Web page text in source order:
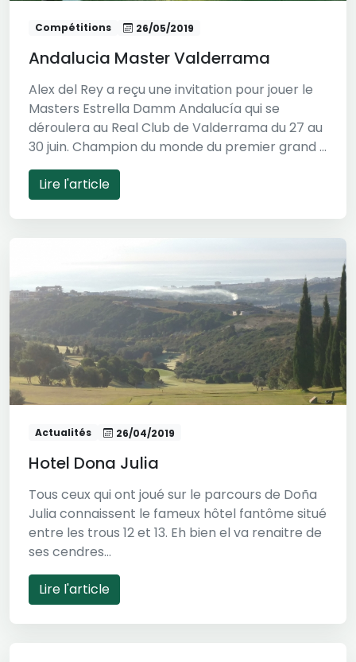
Compétitions 26/05/2019
Andalucia Master Valderrama
Alex del Rey a reçu une invitation pour jouer le
Masters Estrella Damm Andalucía qui se
déroulera au Real Club de Valderrama du 27 au
30 juin. Champion du monde du premier grand ...
Lire l'article
Actualités 26/04/2019
Hotel Dona Julia
Tous ceux qui ont joué sur le parcours de Doña
Julia connaissent le fameux hôtel fantôme situé
entre les trous 12 et 13. Eh bien el va renaitre de
ses cendres...
Lire l'article